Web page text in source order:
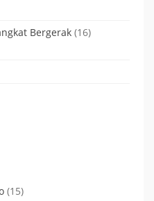
Bergerak (16)
(15)